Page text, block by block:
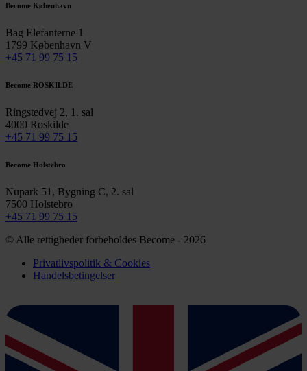
Become København
Bag Elefanterne 1
1799 København V
+45 71 99 75 15
Become ROSKILDE
Ringstedvej 2, 1. sal
4000 Roskilde
+45 71 99 75 15
Become Holstebro
Nupark 51, Bygning C, 2. sal
7500 Holstebro
+45 71 99 75 15
© Alle rettigheder forbeholdes Become - 2026
Privatlivspolitik & Cookies
Handelsbetingelser